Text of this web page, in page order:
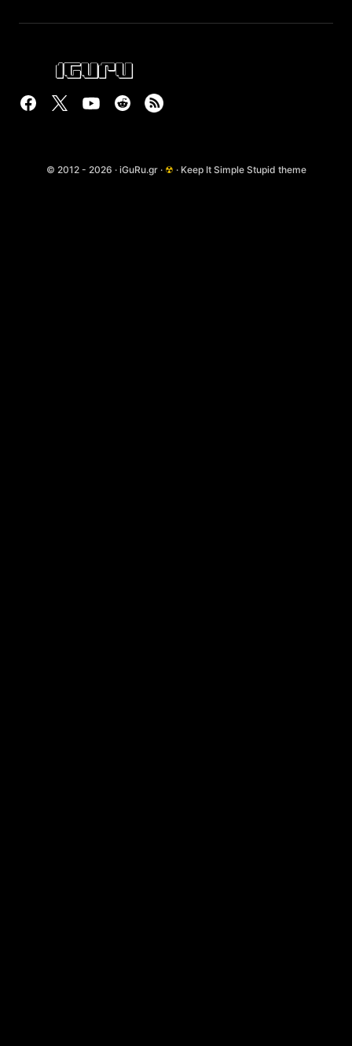
© 2012 - 2026 · iGuRu.gr · ☢ · Keep It Simple Stupid theme